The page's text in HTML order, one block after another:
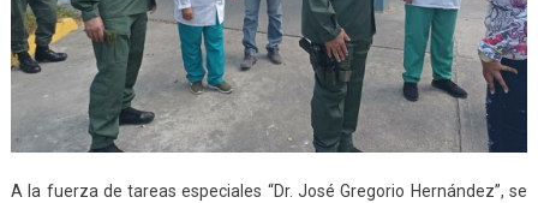
A la fuerza de tareas especiales “Dr. José Gregorio Hernández”, se